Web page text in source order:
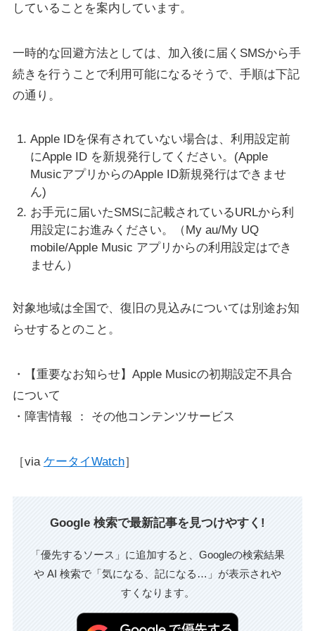
していることを案内しています。
一時的な回避方法としては、加入後に届くSMSから手
続きを行うことで利用可能になるそうで、手順は下記
の通り。
Apple IDを保有されていない場合は、利用設定前
にApple ID を新規発行してください。(Apple
MusicアプリからのApple ID新規発行はできませ
ん)
お手元に届いたSMSに記載されているURLから利
用設定にお進みください。（My au/My UQ
mobile/Apple Music アプリからの利用設定はでき
ません）
対象地域は全国で、復旧の見込みについては別途お知
らせするとのこと。
・【重要なお知らせ】Apple Musicの初期設定不具合
について
・障害情報 ： その他コンテンツサービス
［via ケータイWatch］
Google 検索で最新記事を見つけやすく!
「優先するソース」に追加すると、Googleの検索結果
や AI 検索で「気になる、記になる…」が表示されや
すくなります。